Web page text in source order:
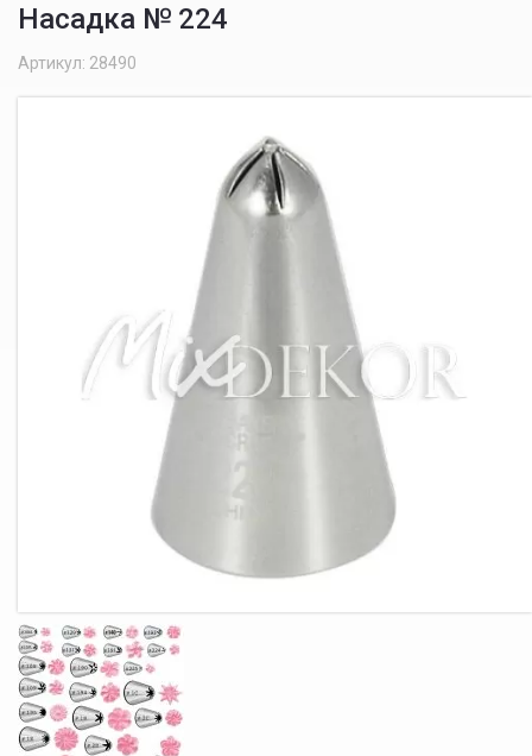
Насадка № 224
Артикул: 28490